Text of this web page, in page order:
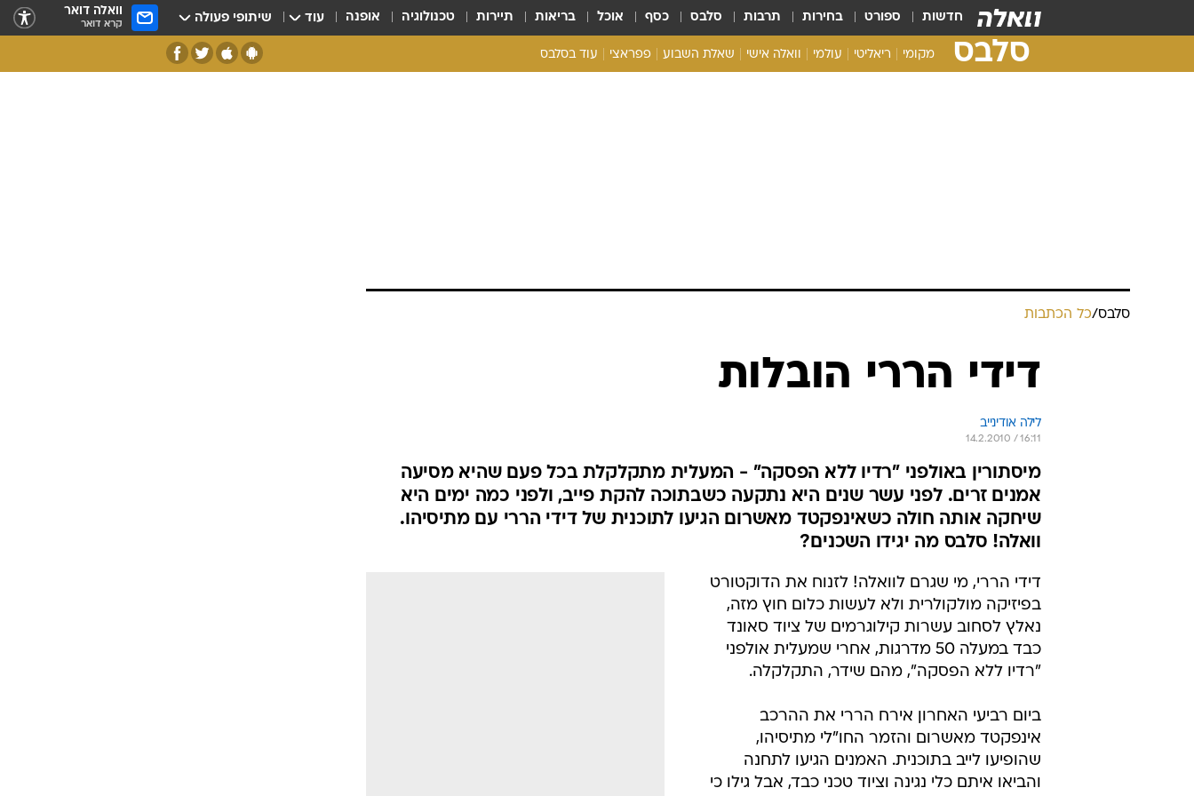
חדשות ספורט בחירות תרבות סלבס כסף אוכל בריאות תיירות טכנולוגיה אופנה עוד שיתופי פעולה וואלה דואר
קרא דואר
סלבס מקומי ריאליטי עולמי וואלה אישי שאלת השבוע פפראצי עוד בסלבס
סלבס/כל הכתבות
דידי הררי הובלות
לילה אודינייב
14.2.2010 / 16:11
מיסתורין באולפני "רדיו ללא הפסקה" - המעלית מתקלקלת בכל פעם שהיא מסיעה
אמנים זרים. לפני עשר שנים היא נתקעה כשבתוכה להקת פייב, ולפני כמה ימים היא
שיחקה אותה חולה כשאינפקטד מאשרום הגיעו לתוכנית של דידי הררי עם מתיסיהו.
וואלה! סלבס מה יגידו השכנים?
דידי הררי, מי שגרם לוואלה! לזנוח את הדוקטורט
בפיזיקה מולקולרית ולא לעשות כלום חוץ מזה,
נאלץ לסחוב עשרות קילוגרמים של ציוד סאונד
כבד במעלה 50 מדרגות, אחרי שמעלית אולפני
"רדיו ללא הפסקה", מהם שידר, התקלקלה.
ביום רביעי האחרון אירח הררי את ההרכב
אינפקטד מאשרום והזמר החו"לי מתיסיהו,
שהופיעו לייב בתוכנית. האמנים הגיעו לתחנה
והביאו איתם כלי נגינה וציוד טכני כבד, אבל גילו כי